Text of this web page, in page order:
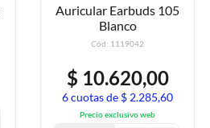
Auricular Earbuds 105
Blanco
Cód: 1119042
$ 10.620,00
6 cuotas de $ 2.285,60
Precio exclusivo web